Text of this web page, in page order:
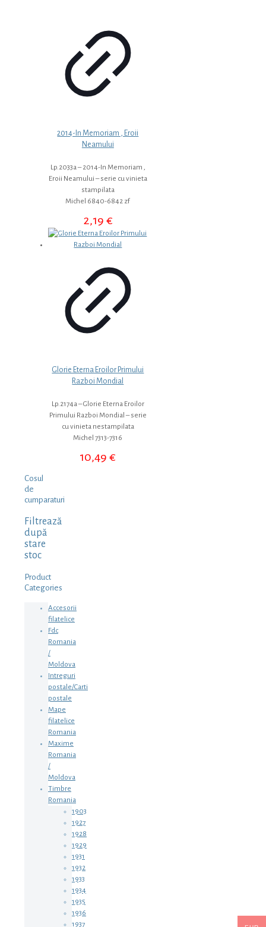
2014-In Memoriam , Eroii
Neamului
Lp.2033a – 2014-In Memoriam ,
Eroii Neamului – serie cu vinieta
stampilata
Michel 6840-6842 zf
2,19 €
Glorie Eterna Eroilor Primului
Razboi Mondial
Lp.2174a – Glorie Eterna Eroilor
Primului Razboi Mondial – serie
cu vinieta nestampilata
Michel 7313-7316
10,49€
Cosul
de
cumparaturi
Filtrează
după
stare
stoc
Product
Categories
Accesorii
filatelice
Fdc
Romania
/
Moldova
Intreguri
postale/Carti
postale
Mape
filatelice
Romania
Maxime
Romania
/
Moldova
Timbre
Romania
1903
1927
1928
1929
1931
1932
1933
1934
1935
1936
1937